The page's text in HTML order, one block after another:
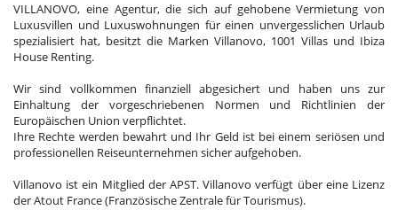
VILLANOVO, eine Agentur, die sich auf gehobene Vermietung von
Luxusvillen und Luxuswohnungen für einen unvergesslichen Urlaub
spezialisiert hat, besitzt die Marken Villanovo, 1001 Villas und Ibiza
House Renting.
Wir sind vollkommen finanziell abgesichert und haben uns zur
Einhaltung der vorgeschriebenen Normen und Richtlinien der
Europäischen Union verpflichtet.
Ihre Rechte werden bewahrt und Ihr Geld ist bei einem seriösen und
professionellen Reiseunternehmen sicher aufgehoben.
Villanovo ist ein Mitglied der APST. Villanovo verfügt über eine Lizenz
der Atout France (Französische Zentrale für Tourismus).